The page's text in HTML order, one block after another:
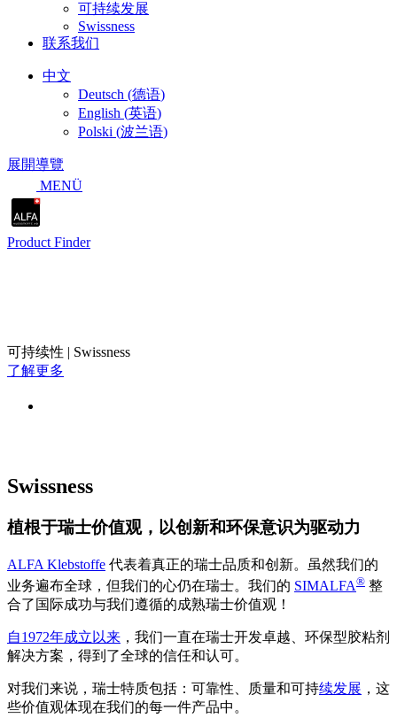
可持续发展
Swissness
联系我们
中文
Deutsch (德语)
English (英语)
Polski (波兰语)
展開導覽
MENÜ
Product Finder
可持续性 | Swissness
了解更多
Swissness
植根于瑞士价值观，以创新和环保意识为驱动力
ALFA Klebstoffe 代表着真正的瑞士品质和创新。虽然我们的
业务遍布全球，但我们的心仍在瑞士。我们的 SIMALFA® 整
合了国际成功与我们遵循的成熟瑞士价值观！
自1972年成立以来 ，我们一直在瑞士开发卓越、环保型胶粘剂
解决方案，得到了全球的信任和认可。
对我们来说，瑞士特质包括：可靠性、质量和可持续发展 ，这
些价值观体现在我们的每一件产品中。